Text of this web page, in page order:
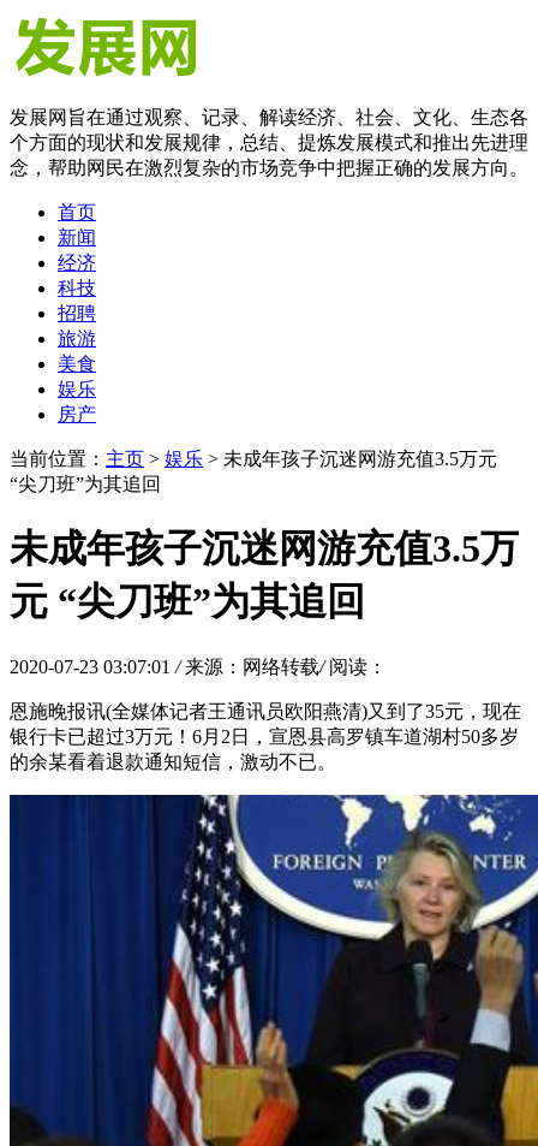
发展网旨在通过观察、记录、解读经济、社会、文化、生态各
个方面的现状和发展规律，总结、提炼发展模式和推出先进理
念，帮助网民在激烈复杂的市场竞争中把握正确的发展方向。
首页
新闻
经济
科技
招聘
旅游
美食
娱乐
房产
当前位置： 主页 > 娱乐 > 未成年孩子沉迷网游充值3.5万元
“尖刀班”为其追回
未成年孩子沉迷网游充值3.5万
元 “尖刀班”为其追回
2020-07-23 03:07:01 / 来源：网络转载/ 阅读：
恩施晚报讯(全媒体记者王通讯员欧阳燕清)又到了35元，现在
银行卡已超过3万元！6月2日，宣恩县高罗镇车道湖村50多岁
的余某看着退款通知短信，激动不已。